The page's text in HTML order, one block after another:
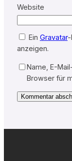
Website
Ein Gravatar-
anzeigen.
Name, E-
Browser für